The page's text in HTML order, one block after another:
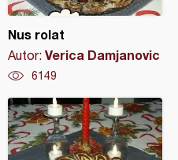
Nus rolat
Autor: Verica Damjanovic
6149